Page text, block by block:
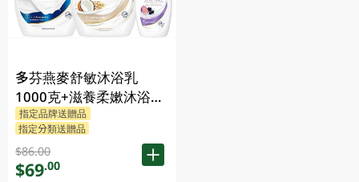
多芬燕麥舒敏沐浴乳
1000克+滋養柔嫰沐浴乳
1000克+Dove沐浴乳200
克 (隨機發送) 1PK
指定品牌送贈品
指定分類送贈品
$86.00
$69.00